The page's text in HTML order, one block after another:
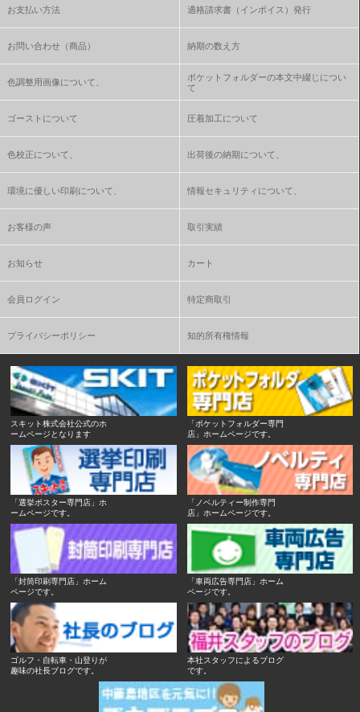
お支払い方法 適格請求書（インボイス）発行
お問い合わせ（商品） 納期の数え方
色調整用画像について、
ポケットフォルダーの本文中綴じについ
て
ゴーストについて 圧着加工について
色校正について、 出荷後の納期について、
環境に優しい印刷について、 情報セキュリティについて、
お客様の声 取引実績
お知らせ カート
会員ログイン 特定商取引
プライバシーポリシー 知的所有権情報
スキット株式会社公式のホ
ームページとなります
「ポケットフォルダー専門
店」ホームページです。
「選挙ポスター専門店」ホ
ームページです。
「ノベルティー制作専門
店」ホームページです。
「封筒印刷専門店」ホーム
ページです。
「車両広告専門店」ホーム
ページです。
ゴルフ・自転車・山登りが
趣味の社長ブログです。
本社スタッフによるブログ
です。